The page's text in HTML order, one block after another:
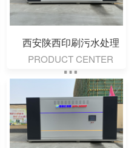
西安陕西印刷污水处理
PRODUCT CENTER